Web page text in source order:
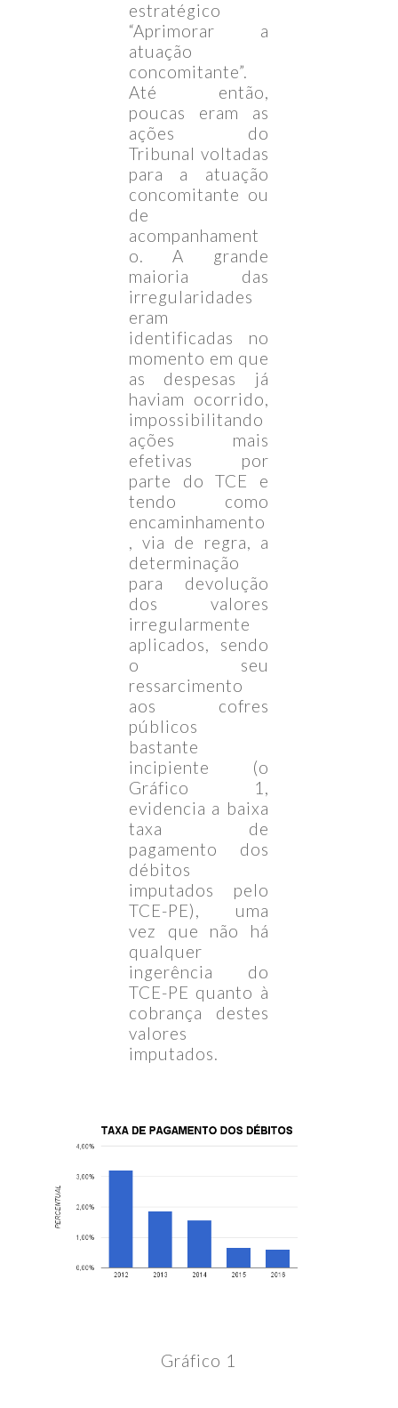
estratégico
“Aprimorar a
atuação
concomitante”.
Até então,
poucas eram as
ações do
Tribunal voltadas
para a atuação
concomitante ou
de
acompanhament
o. A grande
maioria das
irregularidades
eram
identificadas no
momento em que
as despesas já
haviam ocorrido,
impossibilitando
ações mais
efetivas por
parte do TCE e
tendo como
encaminhamento
, via de regra, a
determinação
para devolução
dos valores
irregularmente
aplicados, sendo
o seu
ressarcimento
aos cofres
públicos
bastante
incipiente (o
Gráfico 1,
evidencia a baixa
taxa de
pagamento dos
débitos
imputados pelo
TCE-PE), uma
vez que não há
qualquer
ingerência do
TCE-PE quanto à
cobrança destes
valores
imputados.
Gráfico 1